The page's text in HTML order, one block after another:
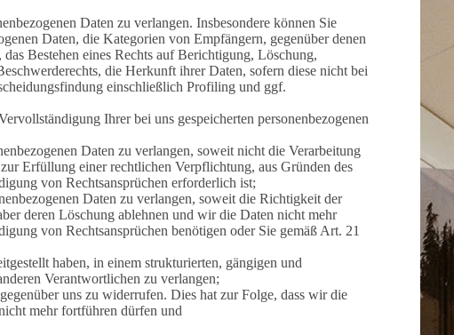
Daten zu verlangen. Insbesondere können Sie
Daten, die Kategorien von Empfängern, gegenüber denen
Bestehen eines Rechts auf Berichtigung, Löschung,
die Herkunft ihrer Daten, sofern diese nicht bei
einschließlich Profiling und ggf.
Ihrer bei uns gespeicherten personenbezogenen
Daten zu verlangen, soweit nicht die Verarbeitung
Erfüllung einer rechtlichen Verpflichtung, aus Gründen des
von Rechtsansprüchen erforderlich ist;
Daten zu verlangen, soweit die Richtigkeit der
deren Löschung ablehnen und wir die Daten nicht mehr
von Rechtsansprüchen benötigen oder Sie gemäß Art. 21
haben, in einem strukturierten, gängigen und
Verantwortlichen zu verlangen;
uns zu widerrufen. Dies hat zur Folge, dass wir die
mehr fortführen dürfen und